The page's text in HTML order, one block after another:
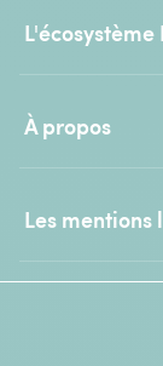
À propos
Les mentions